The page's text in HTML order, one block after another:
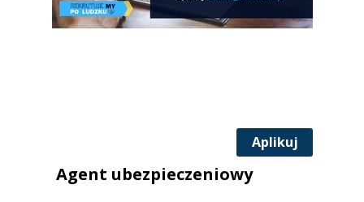
Aplikuj
Agent ubezpieczeniowy